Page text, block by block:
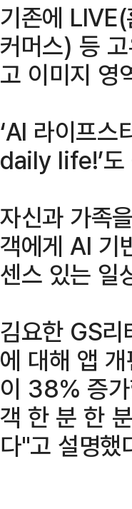
기존에
커머스) 등
고 이미지 영
‘AI 라이프
daily life!’도
자신과 가족
객에게 AI 기
센스 있는 일
김요한 GS
에 대해 앱
이 38% 증
객 한 분 한
다"고 설명했